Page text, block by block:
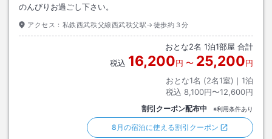
のんびりお過ごし下さい。
アクセス： 私鉄西武秩父線西武秩父駅→徒歩約３分
おとな2名 1泊1部屋 合計
税込 16,200円 〜 25,200円
おとな1名 (2名1室)｜ 1泊
税込 8,100円〜12,600円
割引クーポン配布中 ※利用条件あり
8月の宿泊に使える割引クーポン